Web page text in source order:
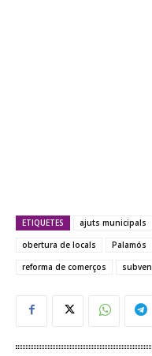
ETIQUETES ajuts municipals
obertura de locals
Palamós
reforma de comerços